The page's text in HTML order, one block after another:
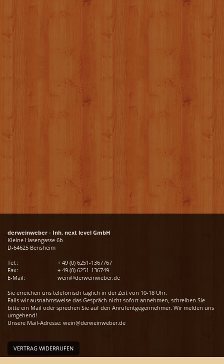
derweinweber - Inh. next level GmbH
Kleine Hasengasse 6b
D-64625 Bensheim
Tel.:
+ 49 (0) 6251-1367767
Fax:
+ 49 (0) 6251-136749
E-Mail:
wein@derweinweber.de
Sie erreichen uns telefonisch täglich in der Zeit von 10-18 Uhr.
Falls wir ausnahmsweise das Gespräch nicht sofort annehmen, schreiben Sie
bitte ein Mail oder sprechen Sie auf den Anrufentgegennehmer. Wir melden uns
umgehend!
Unsere Mail-Adresse: wein@derweinweber.de
VERTRAG WIDERRUFEN